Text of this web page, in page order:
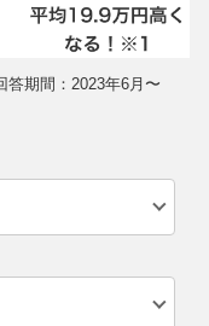
答期間：2023年6月〜